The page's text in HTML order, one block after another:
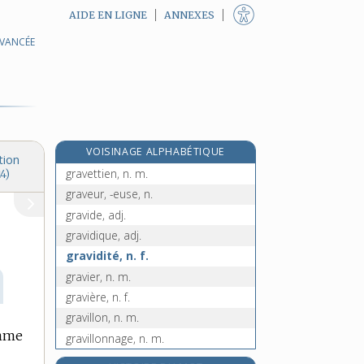
AIDE EN LIGNE ANNEXES
VOISINAGE ALPHABÉTIQUE
graver, v. tr.
gravettien, n. m.
graveur, -euse, n.
gravide, adj.
gravidique, adj.
gravidité, n. f.
gravier, n. m.
gravière, n. f.
gravillon, n. m.
gravillonnage, n. m.
gravillonner, v. tr.